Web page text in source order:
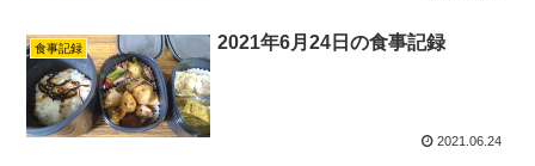
食事記録 2021年6月24日の食事記録
2021.06.24